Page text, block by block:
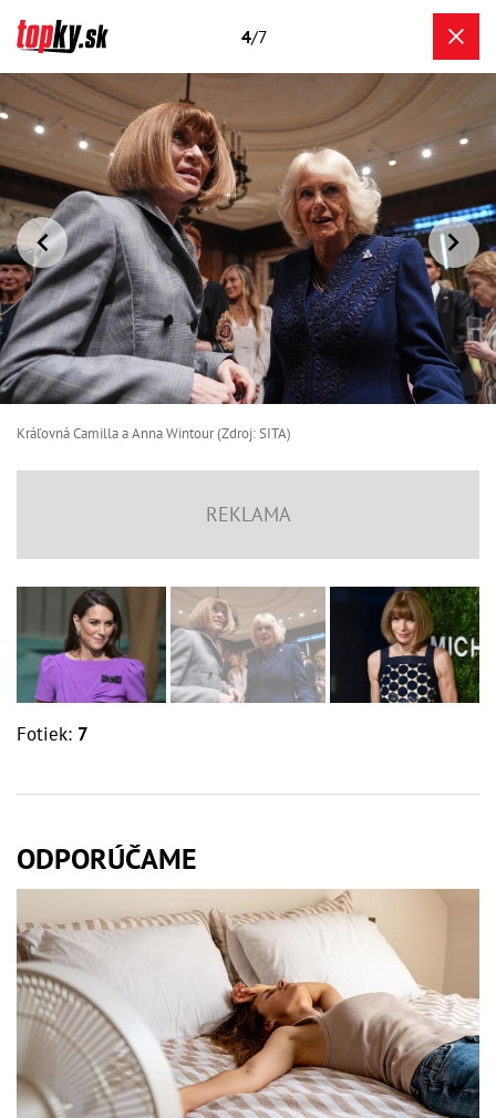
4/7
Kráľovná Camilla a Anna Wintour (Zdroj: SITA)
Fotiek: 7
ODPORÚČAME